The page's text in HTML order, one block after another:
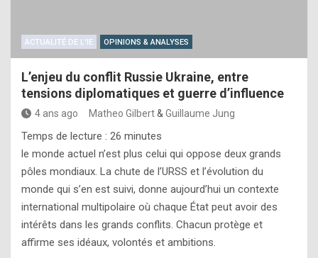
ACTUALITÉ DE L'IE OPINIONS & ANALYSES
L’enjeu du conflit Russie Ukraine, entre
tensions diplomatiques et guerre d’influence
4 ans ago Matheo Gilbert& Guillaume Jung
Temps de lecture : 26 minutes
le monde actuel n’est plus celui qui oppose deux grands
pôles mondiaux. La chute de l’URSS et l’évolution du
monde qui s’en est suivi, donne aujourd’hui un contexte
international multipolaire où chaque État peut avoir des
intérêts dans les grands conflits. Chacun protège et
affirme ses idéaux, volontés et ambitions.